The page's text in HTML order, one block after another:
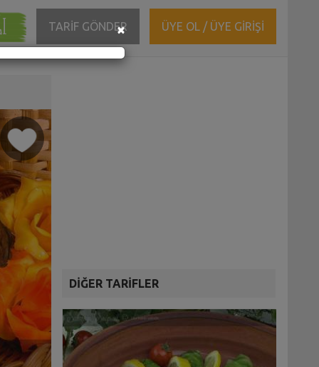
TARİF GÖNDER ÜYE OL / ÜYE GİRİŞİ
DİĞER TARİFLER
×Close